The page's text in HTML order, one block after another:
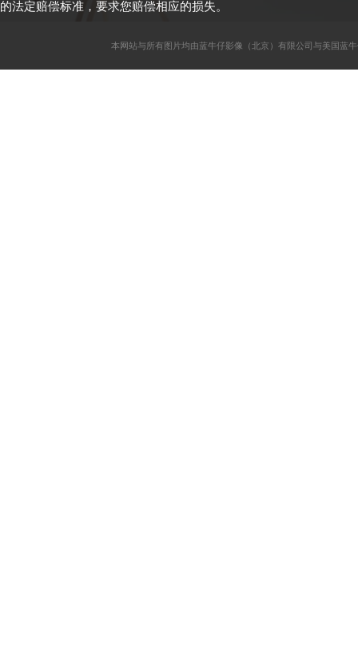
的法定赔偿标准，要求您赔偿相应的损失。
本网站与所有图片均由蓝牛仔影像（北京）有限公司与美国蓝